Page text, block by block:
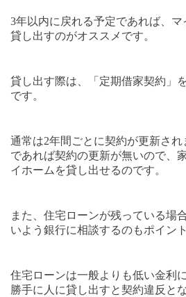
3年以内に戻れる予定であれば、
貸し出すのがオススメです。
貸し出す際は、「定期借家契約」
です。
通常は2年間ごとに契約が更新さ
であれば契約の更新が無いので、
イホームを貸し出せるのです。
また、住宅ローンが残っている場
いよう銀行に相談するのもポイント
住宅ローンは一般よりも低い金利
勝手に人に貸し出すと契約違反と